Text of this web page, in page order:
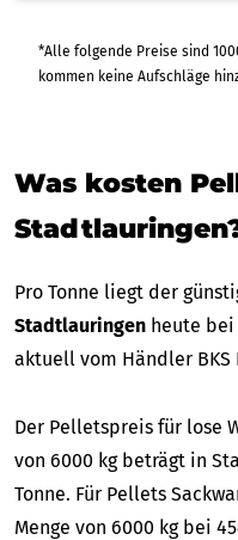
*Alle folgende Preise sind 1000-kg-
kommen keine
Was kosten
Pro Tonne liegt der
Stadtlauringen heute bei
aktuell vom Händler BKS
Der Pelletspreis für lose
von 6000 kg beträgt in
Tonne. Für Pellets
Menge von 6000 kg bei